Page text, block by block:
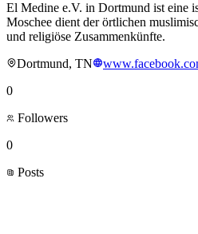
El Medine e.V. in Dortmund ist eine
Moschee dient der örtlichen
und religiöse Zusammenkünfte.
Dortmund, TN
0
Followers
0
Posts